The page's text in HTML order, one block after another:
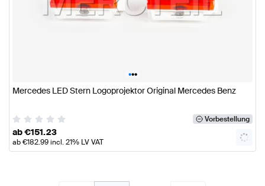
•••
Mercedes LED Stern Logoprojektor Original Mercedes Benz
Vorbestellung
ab€151.23
ab€182.99incl. 21% LV VAT